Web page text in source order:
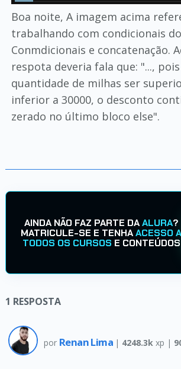
Boa noite, A imagem acima
trabalhando com condicionais
Conmdicionais e concatenação.
respota deveria fala que: "...,
quantidade de milhas ser
inferior a 30000, o desconto
zerado no último bloco else".
AINDA NÃO FAZ PARTE DAALURA?
MATRICULE-SE E TENHAACESSO A
TODOS OS CURSOS E CONTEÚDOS
1 RESPOSTA
por Renan Lima | 4248.3k xp |